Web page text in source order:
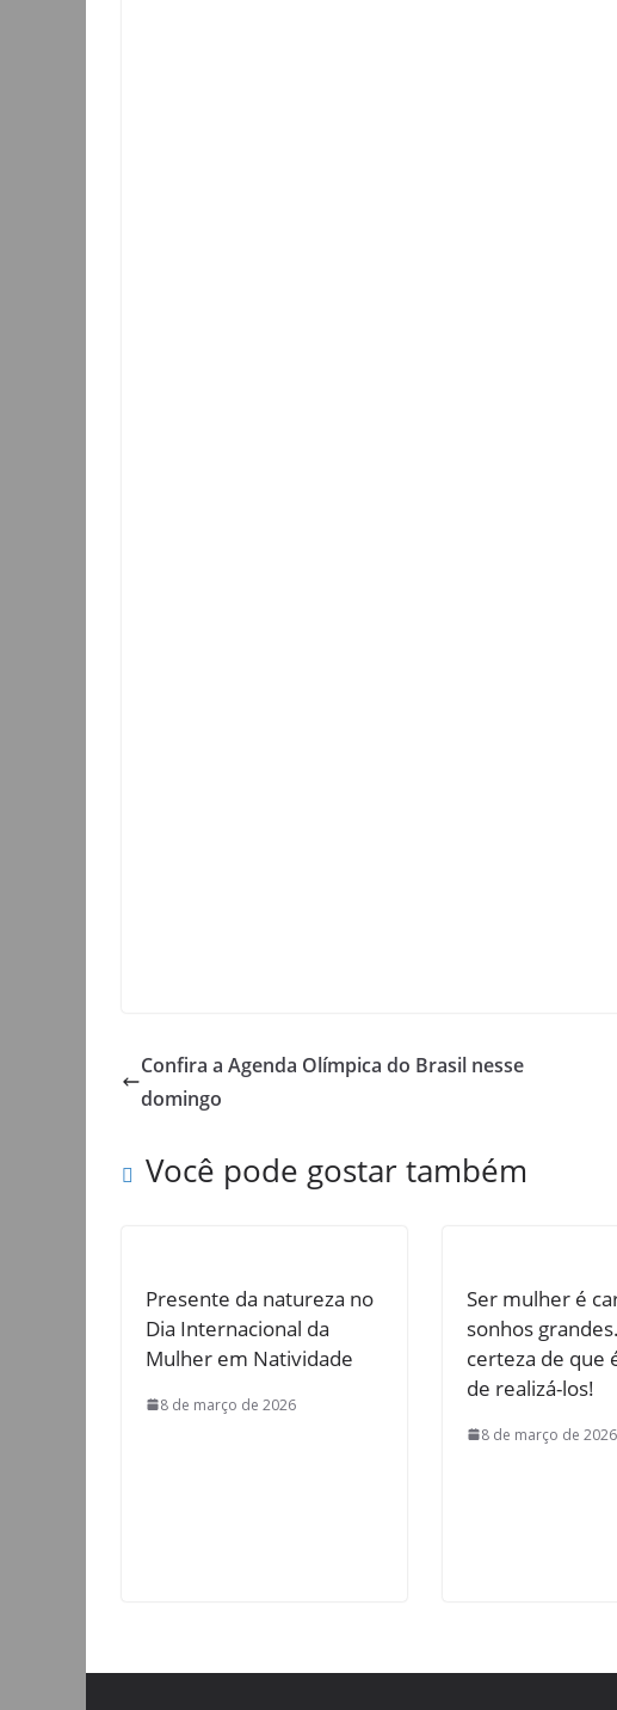
Confira a Agenda Olímpica do Brasil nesse
domingo
Você pode gostar também
Presente da natureza no
Dia Internacional da
Mulher em Natividade
8 de março de 2026
Ser mulher é
sonhos
certeza de que
de realizá-los!
8 de março de 2026